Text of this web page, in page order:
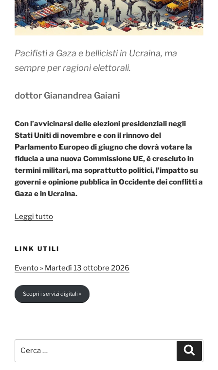
Pacifisti a Gaza e bellicisti in Ucraina, ma
sempre per ragioni elettorali.
dottor Gianandrea Gaiani
Con l’avvicinarsi delle elezioni presidenziali negli
Stati Uniti di novembre e con il rinnovo del
Parlamento Europeo di giugno che dovrà votare la
fiducia a una nuova Commissione UE, è cresciuto in
termini militari, ma soprattutto politici, l’impatto su
governi e opinione pubblica in Occidente dei conflitti a
Gaza e in Ucraina.
Leggi tutto“Le
dell’Occidente
alle urne”
LINK UTILI
Evento » Martedì 13 ottobre 2026
Scopri i servizi digitali »